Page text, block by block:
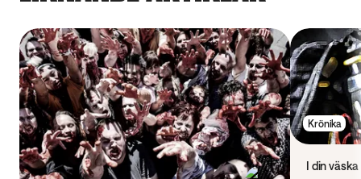
Krönika
I din väska